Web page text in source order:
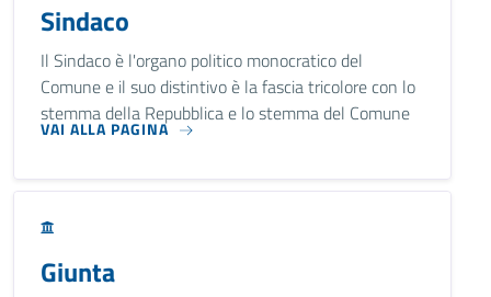
Sindaco
Il Sindaco è l'organo politico monocratico del
Comune e il suo distintivo è la fascia tricolore con lo
stemma della Repubblica e lo stemma del Comune
VAI ALLA PAGINA
Giunta